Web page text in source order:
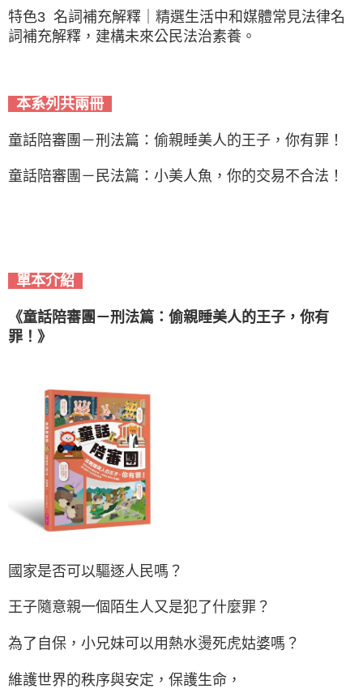
特色3 名詞補充解釋｜精選生活中和媒體常見法律名
詞補充解釋，建構未來公民法治素養。
本系列共兩冊
童話陪審團－刑法篇：偷親睡美人的王子，你有罪！
童話陪審團－民法篇：小美人魚，你的交易不合法！
單本介紹
《童話陪審團－刑法篇：偷親睡美人的王子，你有
罪！》
國家是否可以驅逐人民嗎？
王子隨意親一個陌生人又是犯了什麼罪？
為了自保，小兄妹可以用熱水燙死虎姑婆嗎？
維護世界的秩序與安定，保護生命，